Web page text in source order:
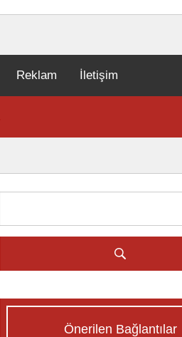
Reklam İletişim
Önerilen Bağlantılar